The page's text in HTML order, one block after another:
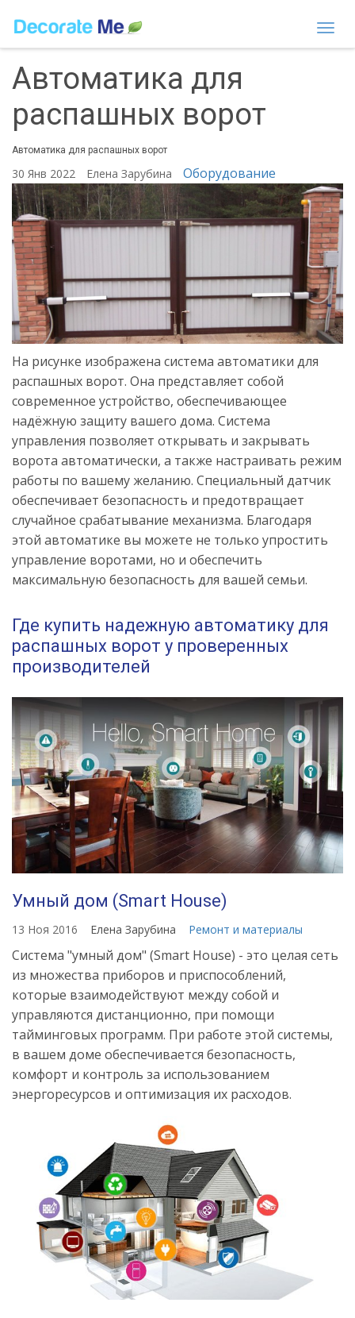
Автоматика для
распашных ворот
Автоматика для распашных ворот
30 Янв 2022 Елена Зарубина Оборудование
На рисунке изображена система автоматики для
распашных ворот. Она представляет собой
современное устройство, обеспечивающее
надёжную защиту вашего дома. Система
управления позволяет открывать и закрывать
ворота автоматически, а также настраивать режим
работы по вашему желанию. Специальный датчик
обеспечивает безопасность и предотвращает
случайное срабатывание механизма. Благодаря
этой автоматике вы можете не только упростить
управление воротами, но и обеспечить
максимальную безопасность для вашей семьи.
Где купить надежную автоматику для
распашных ворот у проверенных
производителей
Умный дом (Smart House)
13 Ноя 2016 Елена Зарубина Ремонт и материалы
Система "умный дом" (Smart House) - это целая сеть
из множества приборов и приспособлений,
которые взаимодействуют между собой и
управляются дистанционно, при помощи
тайминговых программ. При работе этой системы,
в вашем доме обеспечивается безопасность,
комфорт и контроль за использованием
энергоресурсов и оптимизация их расходов.